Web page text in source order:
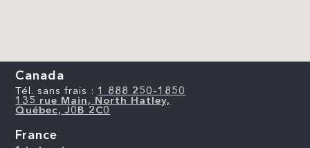
Canada
Tél. sans frais : 1 888 250-1850
135 rue Main, North Hatley,
Québec, J0B 2C0
France